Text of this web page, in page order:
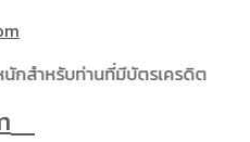
รับท่านที่มีบัตรเครดิต